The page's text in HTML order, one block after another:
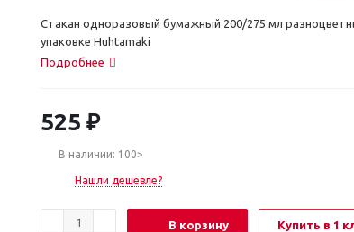
Стакан одноразовый бумажный 200/275 мл
упаковке Huhtamaki
Подробнее
525 ₽
В наличии: 100>
Нашли дешевле?
В корзину Купить в 1